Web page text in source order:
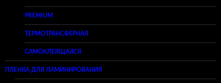
PREMIUM
ТЕРМОТРАНСФЕРНАЯ
САМОКЛЕЯЩАЯСЯ
ПЛЕНКА ДЛЯ ЛАМИНИРОВАНИЯ